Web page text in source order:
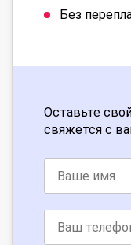
Без
Оставьте
свяжется с